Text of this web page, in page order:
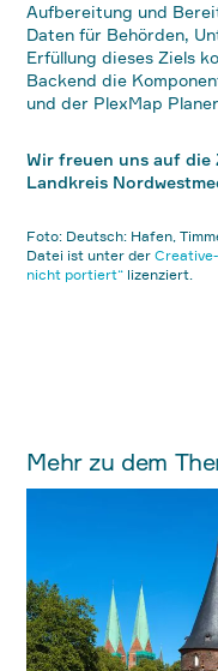
Aufbereitung und
Daten für Behörden,
Erfüllung dieses Ziels
Backend die
und der PlexMap
Wir freuen uns auf die
Landkreis
Foto: Deutsch: Hafen,
Datei ist unter der
nicht portiert“ lizenziert.
Mehr zu dem